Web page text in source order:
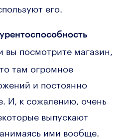
его.
вы посмотрите магазин,
там огромное
и постоянно
И, к сожалению, очень
выпускают
ими вообще.